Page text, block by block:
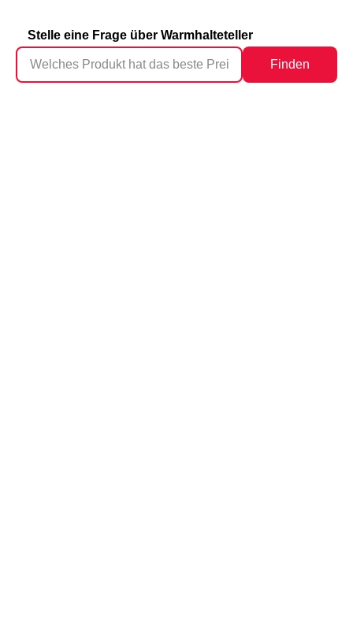
Stelle eine Frage über Warmhalteteller
Finden